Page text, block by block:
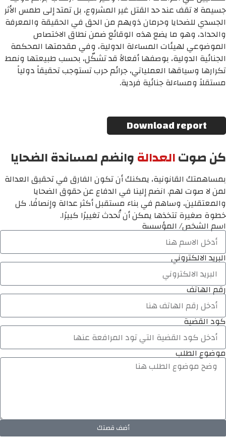
جسيمة لا تقف عند حد القتل غير المشروع، بل تمتد إلى طمس الأثر
الجسدي للضحايا وحرمان ذويهم من الحق في الحقيقة والمعرفة
والحداد، وهو ما يضع هذه الوقائع ضمن نطاق الاختصاص
الموضوعي لهيئات المساءلة الدولية، وفي مقدمتها المحكمة
الجنائية الدولية، بوصفها أفعالاً قد تشكّل، بحسب طبيعتها ونمط
تكرارها وسياقها العملياتي، جرائم حرب تستوجب تحقيقاً دولياً
مستقلاً ومساءلة جنائية فردية.
Download report
كن صوتالعدالةوانضم لمساندة الضحايا
بمساهمتك القانونية، يمكنك أن تكون الفارق في تحقيق العدالة
لمن لا صوت لهم. انضم إلينا في الدفاع عن حقوق الضحايا
والمعتقلين، وساهم في بناء مستقبل أكثر عدالة وإنصافًا. كل
خطوة صغيرة تتخذها يمكن أن تُحدث تغييرًا كبيرًا.
اسم الشخص/ المؤسسة
البريد الالكتروني
رقم الهاتف
كود القضية
موضوع الطلب
أضف قصتك